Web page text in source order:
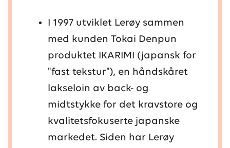
I 1997 utviklet Lerøy sammen
med kunden Tokai Denpun
produktet IKARIMI (japansk for
"fast tekstur"), en håndskåret
lakseloin av back- og
midtstykke for det kravstore og
kvalitetsfokuserte japanske
markedet. Siden har Lerøy